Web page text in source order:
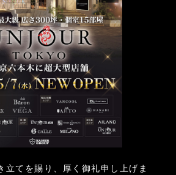
立てを賜り、厚く御礼申し上げま